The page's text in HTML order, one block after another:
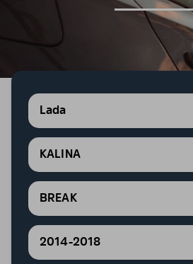
Lada
KALINA
BREAK
2014-2018